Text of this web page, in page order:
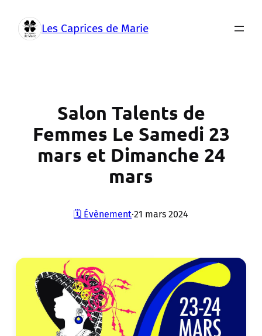
contenu
Les Caprices de Marie
Salon Talents de
Femmes Le Samedi 23
mars et Dimanche 24
mars
🗓️ Évènement·21 mars 2024